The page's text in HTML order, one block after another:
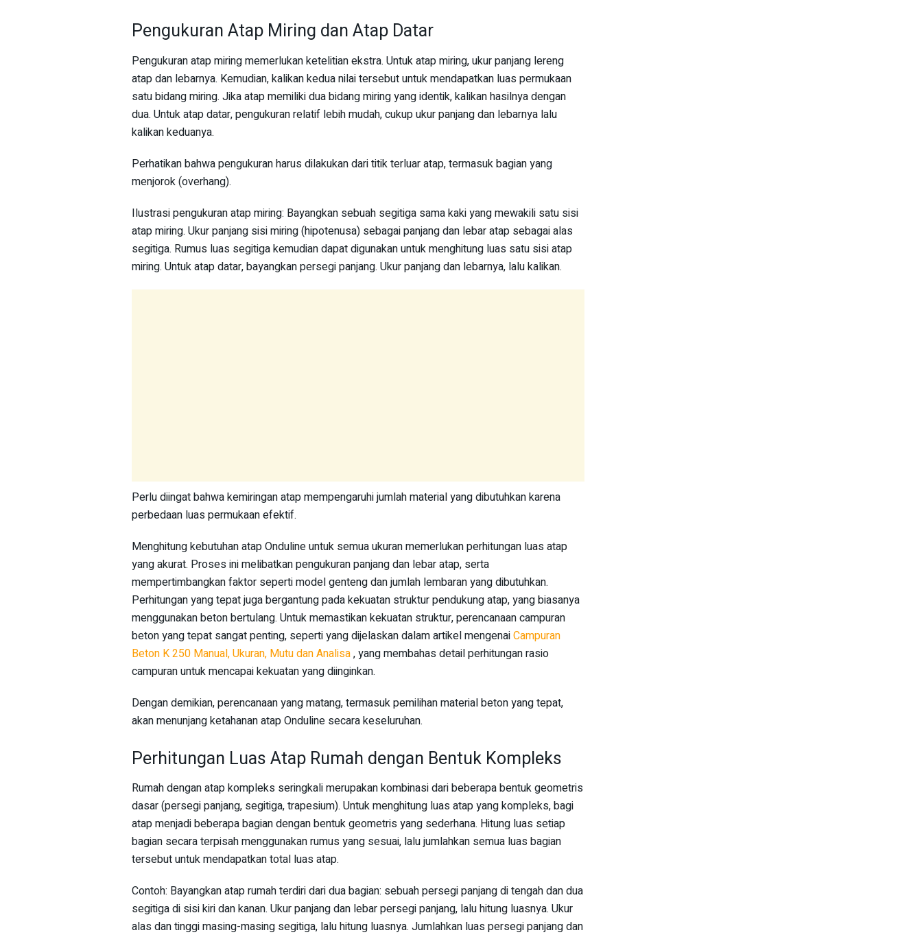
Pengukuran Atap Miring dan Atap Datar
Pengukuran atap miring memerlukan ketelitian ekstra. Untuk atap miring, ukur panjang lereng
atap dan lebarnya. Kemudian, kalikan kedua nilai tersebut untuk mendapatkan luas permukaan
satu bidang miring. Jika atap memiliki dua bidang miring yang identik, kalikan hasilnya dengan
dua. Untuk atap datar, pengukuran relatif lebih mudah, cukup ukur panjang dan lebarnya lalu
kalikan keduanya.
Perhatikan bahwa pengukuran harus dilakukan dari titik terluar atap, termasuk bagian yang
menjorok (overhang).
Ilustrasi pengukuran atap miring: Bayangkan sebuah segitiga sama kaki yang mewakili satu sisi
atap miring. Ukur panjang sisi miring (hipotenusa) sebagai panjang dan lebar atap sebagai alas
segitiga. Rumus luas segitiga kemudian dapat digunakan untuk menghitung luas satu sisi atap
miring. Untuk atap datar, bayangkan persegi panjang. Ukur panjang dan lebarnya, lalu kalikan.
Perlu diingat bahwa kemiringan atap mempengaruhi jumlah material yang dibutuhkan karena
perbedaan luas permukaan efektif.
Menghitung kebutuhan atap Onduline untuk semua ukuran memerlukan perhitungan luas atap
yang akurat. Proses ini melibatkan pengukuran panjang dan lebar atap, serta
mempertimbangkan faktor seperti model genteng dan jumlah lembaran yang dibutuhkan.
Perhitungan yang tepat juga bergantung pada kekuatan struktur pendukung atap, yang biasanya
menggunakan beton bertulang. Untuk memastikan kekuatan struktur, perencanaan campuran
beton yang tepat sangat penting, seperti yang dijelaskan dalam artikel mengenaiCampuran
Beton K 250 Manual, Ukuran, Mutu dan Analisa, yang membahas detail perhitungan rasio
campuran untuk mencapai kekuatan yang diinginkan.
Dengan demikian, perencanaan yang matang, termasuk pemilihan material beton yang tepat,
akan menunjang ketahanan atap Onduline secara keseluruhan.
Perhitungan Luas Atap Rumah dengan Bentuk Kompleks
Rumah dengan atap kompleks seringkali merupakan kombinasi dari beberapa bentuk geometris
dasar (persegi panjang, segitiga, trapesium). Untuk menghitung luas atap yang kompleks, bagi
atap menjadi beberapa bagian dengan bentuk geometris yang sederhana. Hitung luas setiap
bagian secara terpisah menggunakan rumus yang sesuai, lalu jumlahkan semua luas bagian
tersebut untuk mendapatkan total luas atap.
Contoh: Bayangkan atap rumah terdiri dari dua bagian: sebuah persegi panjang di tengah dan dua
segitiga di sisi kiri dan kanan. Ukur panjang dan lebar persegi panjang, lalu hitung luasnya. Ukur
alas dan tinggi masing-masing segitiga, lalu hitung luasnya. Jumlahkan luas persegi panjang dan